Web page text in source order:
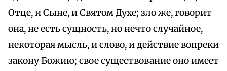
Отце, и Сыне, и Святом Духе; зло же, говорит
она, не есть сущность, но нечто случайное,
некоторая мысль, и слово, и действие вопреки
закону Божию; свое существование оно имеет